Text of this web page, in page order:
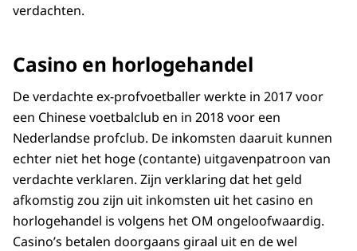
verdachten.
Casino en horlogehandel
De verdachte ex-profvoetballer werkte in 2017 voor
een Chinese voetbalclub en in 2018 voor een
Nederlandse profclub. De inkomsten daaruit kunnen
echter niet het hoge (contante) uitgavenpatroon van
verdachte verklaren. Zijn verklaring dat het geld
afkomstig zou zijn uit inkomsten uit het casino en
horlogehandel is volgens het OM ongeloofwaardig.
Casino’s betalen doorgaans giraal uit en de wel